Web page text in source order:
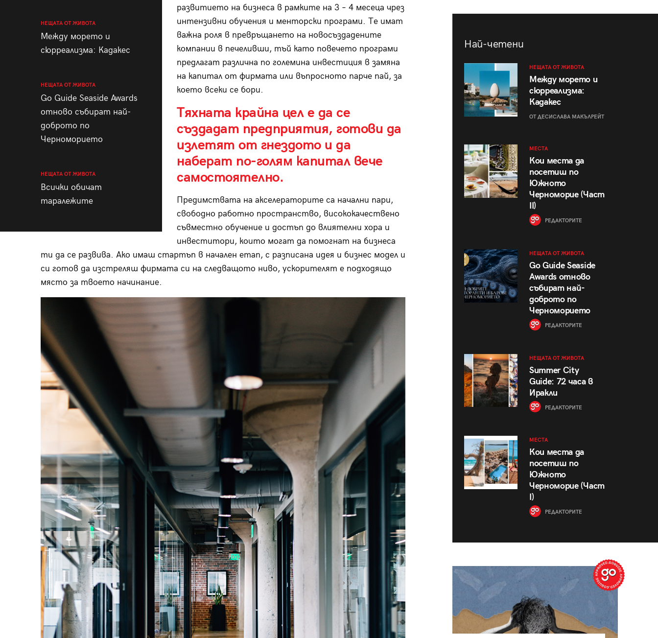
НЕЩАТА ОТ ЖИВОТА
Между морето и
сюрреализма: Кадакес
НЕЩАТА ОТ ЖИВОТА
Go Guide Seaside Awards
отново събират най-
доброто по
Черноморието
НЕЩАТА ОТ ЖИВОТА
Всички обичат
таралежите
развитието на бизнеса в рамките на 3 – 4 месеца чрез
интензивни обучения и менторски програми. Те имат
важна роля в превръщането на новосъздадените
компании в печеливши, тъй като повечето програми
предлагат различна по големина инвестиция в замяна
на капитал от фирмата или въпросното парче пай, за
което всеки се бори.
Тяхната крайна цел е да се
създадат предприятия, готови да
излетят от гнездото и да
наберат по-голям капитал вече
самостоятелно.
Предимствата на акселераторите са начални пари,
свободно работно пространство, висококачествено
съвместно обучение и достъп до влиятелни хора и
инвеститори, които могат да помогнат на бизнеса
ти да се развива. Ако имаш стартъп в начален етап, с разписана идея и бизнес модел и
си готов да изстреляш фирмата си на следващото ниво, ускорителят е подходящо
място за твоето начинание.
Най-четени
НЕЩАТА ОТ ЖИВОТА
Между морето и
сюрреализма:
Кадакес
ОТ ДЕСИСЛАВА МАКЪЛРЕЙТ
МЕСТА
Кои места да
посетиш по
Южното
Черноморие (Част
II)
РЕДАКТОРИТЕ
НЕЩАТА ОТ ЖИВОТА
Go Guide Seaside
Awards отново
събират най-
доброто по
Черноморието
РЕДАКТОРИТЕ
НЕЩАТА ОТ ЖИВОТА
Summer City
Guide: 72 часа в
Иракли
РЕДАКТОРИТЕ
МЕСТА
Кои места да
посетиш по
Южното
Черноморие (Част
I)
РЕДАКТОРИТЕ